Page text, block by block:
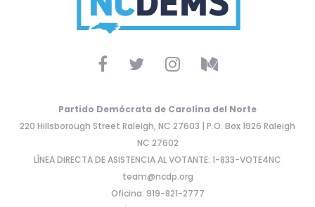
Partido Demócrata de Carolina del Norte
220 Hillsborough Street Raleigh, NC 27603 | P.O. Box 1926 Raleigh
NC 27602
LÍNEA DIRECTA DE ASISTENCIA AL VOTANTE: 1-833-VOTE4NC
team@ncdp.org
Oficina: 919-821-2777